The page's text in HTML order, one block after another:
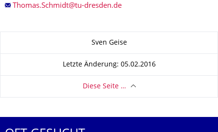
Sven Geise
Letzte Änderung: 05.02.2016
Diese Seite …